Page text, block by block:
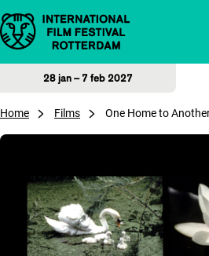
Direct naar inhoud
28 jan – 7 feb 2027
Home Films One Home to